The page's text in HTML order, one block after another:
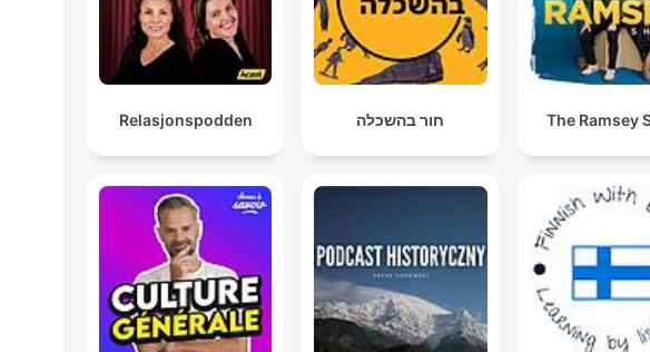
Relasjonspodden חור בהשכלה The Ramsey